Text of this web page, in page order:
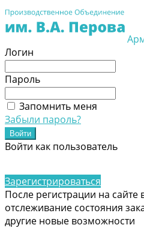
Логин
Пароль
Запомнить меня
Забыли пароль?
Войти как пользователь
Зарегистрироваться
После регистрации на сайте
отслеживание состояния
другие новые возможности